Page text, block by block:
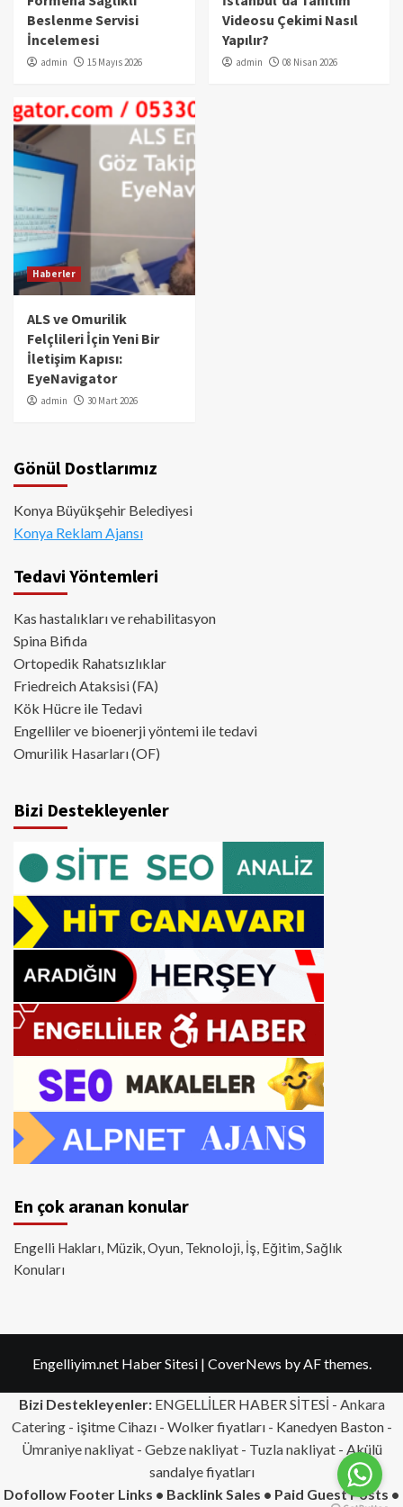
Beslenme Servisi
İncelemesi
admin 15 Mayıs 2026
Videosu Çekimi Nasıl
Yapılır?
admin 08 Nisan 2026
Haberler
ALS ve Omurilik
Felçlileri İçin Yeni Bir
İletişim Kapısı:
EyeNavigator
admin 30 Mart 2026
Gönül Dostlarımız
Konya Büyükşehir Belediyesi
Konya Reklam Ajansı
Tedavi Yöntemleri
Kas hastalıkları ve rehabilitasyon
Spina Bifida
Ortopedik Rahatsızlıklar
Friedreich Ataksisi (FA)
Kök Hücre ile Tedavi
Engelliler ve bioenerji yöntemi ile tedavi
Omurilik Hasarları (OF)
Bizi Destekleyenler
En çok aranan konular
Engelli Hakları, Müzik, Oyun, Teknoloji, İş, Eğitim, Sağlık
Konuları
Engelliyim.net Haber Sitesi | CoverNews by AF themes.
Bizi Destekleyenler:ENGELLİLER HABER SİTESİ - Ankara
Catering- işitme Cihazı - Wolker fiyatları - Kanedyen Baston -
Ümraniye nakliyat- Gebze nakliyat- Tuzla nakliyat- Akülü
sandalye fiyatları
Dofollow Footer Links • Backlink Sales • Paid Guest Posts •